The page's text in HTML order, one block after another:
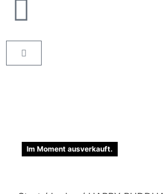
Im Moment ausverkauft.